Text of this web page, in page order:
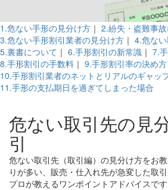
1.危ない手形の見分け方 ｜ 2.紛失・盗難事
3.危ない手形割引業者の見分け方 ｜ 4.危な
5.裏書について ｜ 6.手形割引の新常識 ｜ 7.
8.手形割引の手数料 ｜ 9.手形割引率の決め方
10.手形割引業者のネットとリアルのギャッ
11.手形の支払期日を過ぎてしまった場合
危ない取引先の見
引
危ない取引先（取引編）の見分け方をお
りが多い、販売・仕入れ先が急変した取
プロが教えるワンポイントアドバイスです